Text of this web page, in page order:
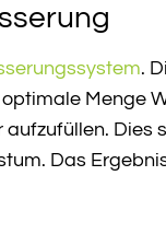
.
Menge
Dies
Das